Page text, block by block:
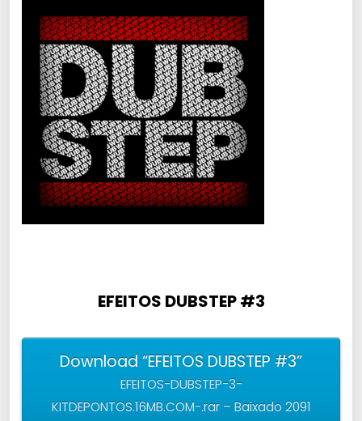
EFEITOS DUBSTEP #3
Download “EFEITOS DUBSTEP #3”
EFEITOS-DUBSTEP-3-
KITDEPONTOS.16MB.COM-.rar – Baixado 2091